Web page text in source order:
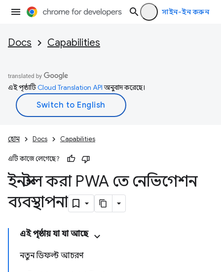
সাইন-ইন করুন
Docs Capabilities
এই পৃষ্ঠাটিCloud Translation APIঅনুবাদ করেছে।
হোম Docs Capabilities
এটি কাজে লেগেছে?
ইনস্টল করা PWA তে নেভিগেশন
ব্যবস্থাপনা
এই পৃষ্ঠায় যা যা আছে
নতুন ডিফল্ট আচরণ